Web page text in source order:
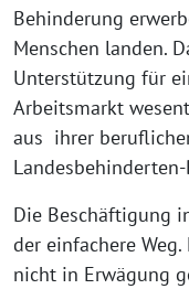
Behinderung
Menschen landen.
Unterstützung für
Arbeitsmarkt
aus ihrer
Die Beschäftigung
der einfachere
nicht in Erwägung